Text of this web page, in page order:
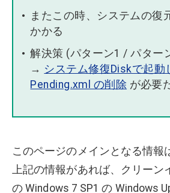
またこの時、システムの復
かかる
解決策 (パターン1 / パター
→ システム修復Diskで起動
Pending.xml の削除 が必要
このページのメインとなる情報
上記の情報があれば、クリーン
の Windows 7 SP1 の Windows